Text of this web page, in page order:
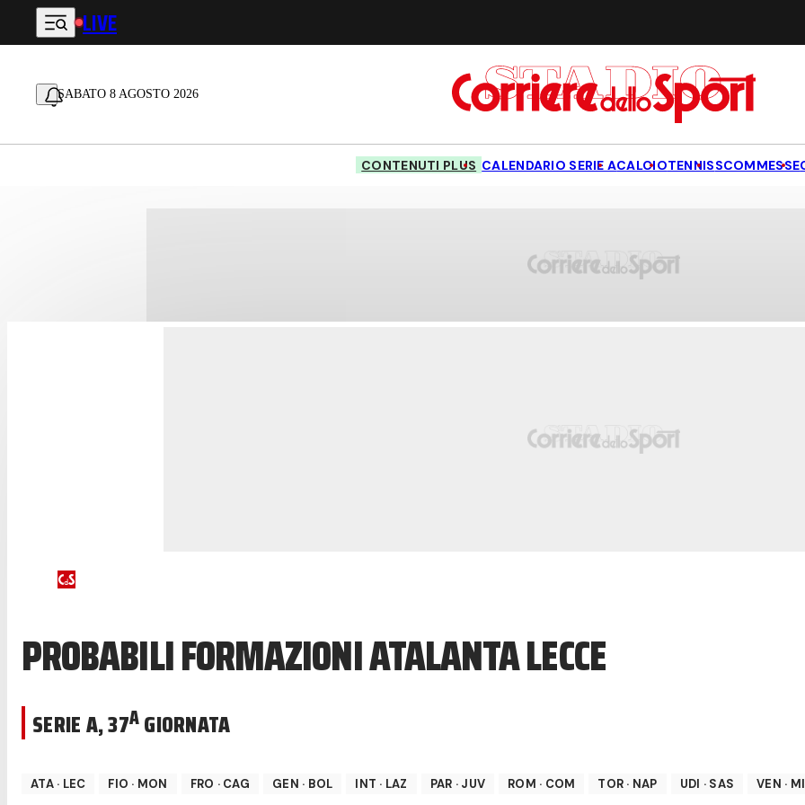
Vai al contenuto principale
LIVE
SABATO 8 AGOSTO 2026
CONTENUTI PLUS CALENDARIO SERIE ACALCIOTENNISSCOMMESSE
PROBABILI FORMAZIONI ATALANTA LECCE
SERIE A,37AGIORNATA
ATA· LEC FIO · MON FRO · CAG GEN · BOL INT · LAZ PAR · JUV ROM · COM TOR · NAP UDI · SAS VEN ·